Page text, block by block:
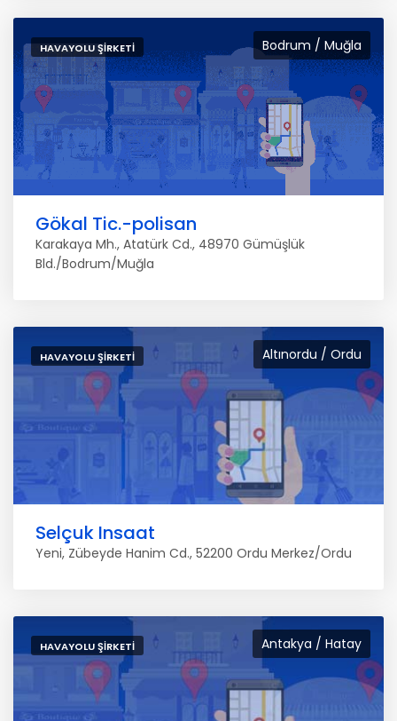
Bodrum / Muğla
HAVAYOLU ŞIRKETI
Gökal Tic.-polisan
Karakaya Mh., Atatürk Cd., 48970 Gümüşlük
Bld./Bodrum/Muğla
Altınordu / Ordu
HAVAYOLU ŞIRKETI
Selçuk Insaat
Yeni, Zübeyde Hanim Cd., 52200 Ordu Merkez/Ordu
Antakya / Hatay
HAVAYOLU ŞIRKETI